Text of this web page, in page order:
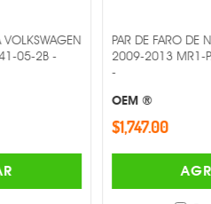
PAR DE FARO DE NIEBLA HONDA FIT
2009-2013 MR1-PAR-19-5939-00-1A